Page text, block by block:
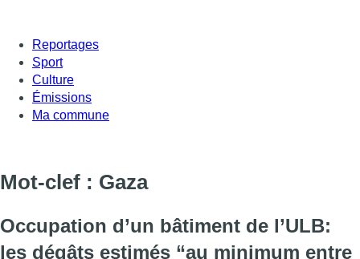
Reportages
Sport
Culture
Émissions
Ma commune
Mot-clef : Gaza
Occupation d’un bâtiment de l’ULB:
les dégâts estimés “au minimum entre